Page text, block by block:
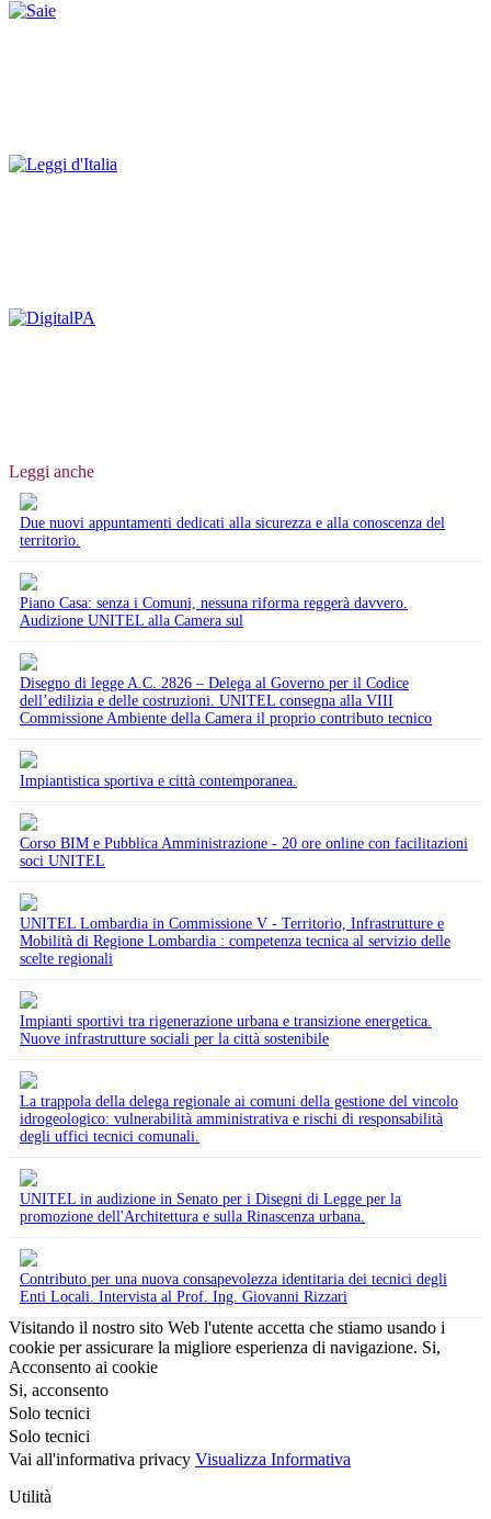
Leggi anche
Due nuovi appuntamenti dedicati alla sicurezza e alla conoscenza del
territorio.
Piano Casa: senza i Comuni, nessuna riforma reggerà davvero.
Audizione UNITEL alla Camera sul
Disegno di legge A.C. 2826 – Delega al Governo per il Codice
dell’edilizia e delle costruzioni. UNITEL consegna alla VIII
Commissione Ambiente della Camera il proprio contributo tecnico
Impiantistica sportiva e città contemporanea.
Corso BIM e Pubblica Amministrazione - 20 ore online con facilitazioni
soci UNITEL
UNITEL Lombardia in Commissione V - Territorio, Infrastrutture e
Mobilità di Regione Lombardia : competenza tecnica al servizio delle
scelte regionali
Impianti sportivi tra rigenerazione urbana e transizione energetica.
Nuove infrastrutture sociali per la città sostenibile
La trappola della delega regionale ai comuni della gestione del vincolo
idrogeologico: vulnerabilità amministrativa e rischi di responsabilità
degli uffici tecnici comunali.
UNITEL in audizione in Senato per i Disegni di Legge per la
promozione dell'Architettura e sulla Rinascenza urbana.
Contributo per una nuova consapevolezza identitaria dei tecnici degli
Enti Locali. Intervista al Prof. Ing. Giovanni Rizzari
Visitando il nostro sito Web l'utente accetta che stiamo usando i
cookie per assicurare la migliore esperienza di navigazione. Si,
Acconsento ai cookie
Si, acconsento
Solo tecnici
Solo tecnici
Vai all'informativa privacy Visualizza Informativa
Utilità